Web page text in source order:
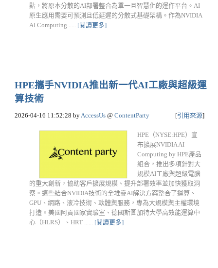
點，將原本分散的AI部署整合為單一且智慧化的運作平台。AI
原生應用需要可預測且低延遲的分散式基礎架構。作為NVIDIA
AI Computing...... [閱讀更多]
HPE攜手NVIDIA推出新一代AI工廠與超級運
算技術
2026-04-16 11:52:28 byAccessUs @ ContentParty [引用來源]
HPE（NYSE:HPE）宣
布擴展NVIDIA AI
Computing by HPE產品
組合，推出多項針對大
規模AI工廠與超級電腦
的重大創新，協助客戶擴展規模、提升部署效率並加快獲取洞
察。這些結合NVIDIA技術的全堆疊AI解決方案整合了運算、
GPU、網路、液冷技術、軟體與服務，專為大規模與主權環境
打造。美國阿貢國家實驗室、德國斯圖加特大學高效能運算中
心（HLRS）、HRT ...... [閱讀更多]